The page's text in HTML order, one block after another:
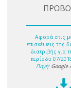
Αφορά στις
επισκέψεις της
διατριβής για
περίοδο 07/
Πηγή: Google